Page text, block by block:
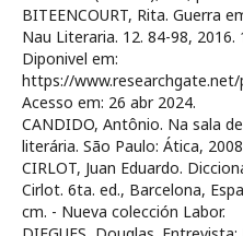
BITEENCOURT, Rita. Guerra
Nau Literaria. 12. 84-98, 2016.
Diponivel em:
https://www.researchgate.net/
Acesso em: 26 abr 2024.
CANDIDO, Antônio. Na sala
literária. São Paulo: Ática,
CIRLOT, Juan Eduardo.
Cirlot. 6ta. ed., Barcelona,
cm. - Nueva colección Labor.